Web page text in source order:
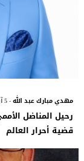
مهدي مبارك عبد الله- 5 آب 2026
رحيل المناضل
قضية أحرار العالم